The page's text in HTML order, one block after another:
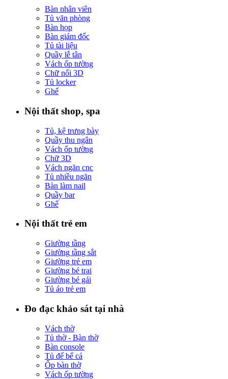
Bàn nhân viên
Tủ văn phòng
Bàn họp
Bàn giám đốc
Tủ tài liệu
Quầy lễ tân
Vách ốp tường
Chữ nổi 3D
Tủ locker
Ghế
Nội thất shop, spa
Tủ, kệ trưng bày
Quầy thu ngân
Vách ốp tường
Chữ 3D
Vách ngăn cnc
Tủ nhiều ngăn
Bàn làm nail
Quầy bar
Ghế
Nội thất trẻ em
Giường tầng
Giường tầng sắt
Giường trẻ em
Giường bé trai
Giường bé gái
Tủ áo trẻ em
Đo đạc khảo sát tại nhà
Vách thờ
Tủ thờ - Bàn thờ
Bàn console
Tủ để bể cá
Ốp bàn thờ
Vách ốp tường